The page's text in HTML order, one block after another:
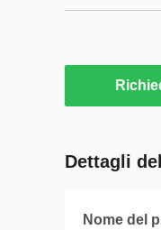
Dettagli
Nome del